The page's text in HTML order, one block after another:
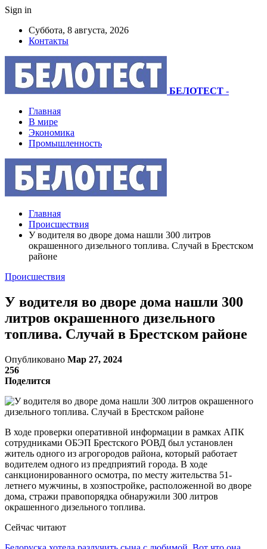
Sign in
Суббота, 8 августа, 2026
Контакты
БЕЛОТЕСТ -
Главная
В мире
Экономика
Промышленность
Главная
Происшествия
У водителя во дворе дома нашли 300 литров
окрашенного дизельного топлива. Случай в Брестском
районе
Происшествия
У водителя во дворе дома нашли 300
литров окрашенного дизельного
топлива. Случай в Брестском районе
Опубликовано Мар 27, 2024
256
Поделится
В ходе проверки оперативной информации в рамках АПК
сотрудниками ОБЭП Брестского РОВД был установлен
житель одного из агрогородов района, который работает
водителем одного из предприятий города. В ходе
санкционированного осмотра, по месту жительства 51-
летнего мужчины, в хозпостройке, расположенной во дворе
дома, стражи правопорядка обнаружили 300 литров
окрашенного дизельного топлива.
Сейчас читают